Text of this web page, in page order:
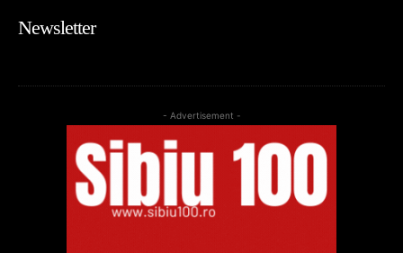
Newsletter
- Advertisement -